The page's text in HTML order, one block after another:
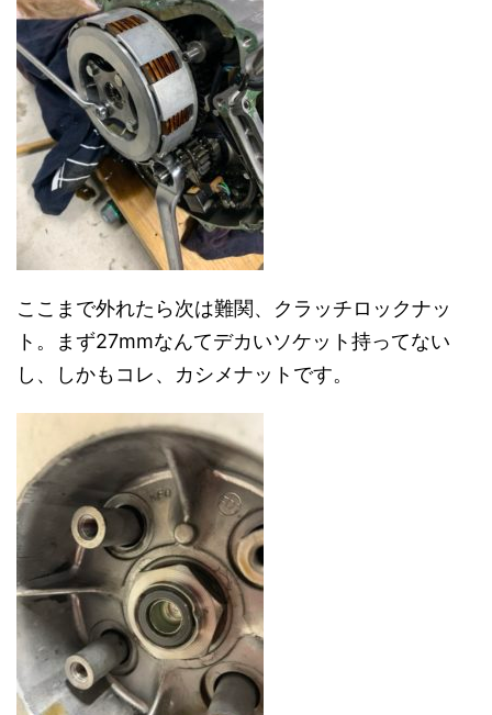
ここまで外れたら次は難関、クラッチロックナッ
ト。まず27mmなんてデカいソケット持ってない
し、しかもコレ、カシメナットです。